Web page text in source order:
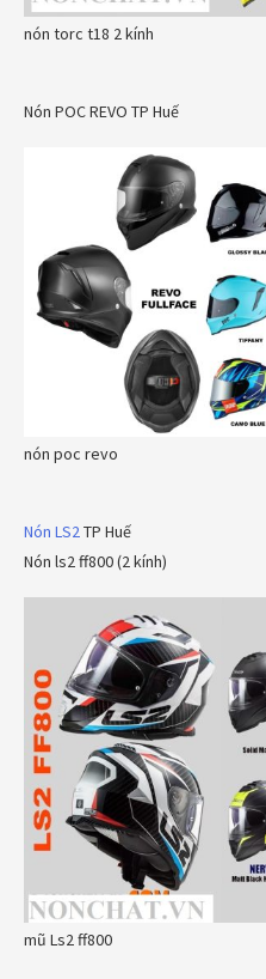
nón torc t18 2 kính
Nón POC REVO TP Huế
nón poc revo
Nón LS2TP Huế
Nón ls2 ff800 (2 kính)
mũ Ls2 ff800